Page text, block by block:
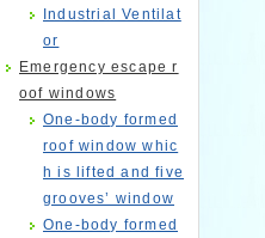
Industrial Ventilat
or
Emergency escape r
oof windows
One-body formed
roof window whic
h is lifted and five
grooves’ window
One-body formed